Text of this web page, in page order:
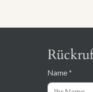
Name *